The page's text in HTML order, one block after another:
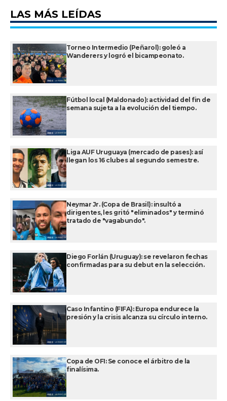
LAS MÁS LEÍDAS
Torneo Intermedio (Peñarol): goleó a
Wanderers y logró el bicampeonato.
Fútbol local (Maldonado): actividad del fin de
semana sujeta a la evolución del tiempo.
Liga AUF Uruguaya (mercado de pases): así
llegan los 16 clubes al segundo semestre.
Neymar Jr. (Copa de Brasil): insultó a
dirigentes, les gritó "eliminados" y terminó
tratado de "vagabundo".
Diego Forlán (Uruguay): se revelaron fechas
confirmadas para su debut en la selección.
Caso Infantino (FIFA): Europa endurece la
presión y la crisis alcanza su círculo interno.
Copa de OFI: Se conoce el árbitro de la
finalísima.